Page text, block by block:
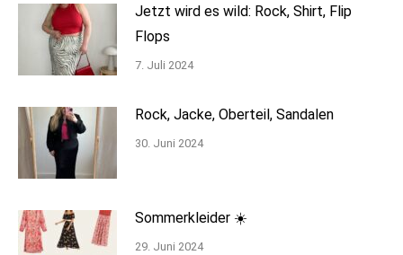
Jetzt wird es wild: Rock, Shirt, Flip
Flops
7. Juli 2024
Rock, Jacke, Oberteil, Sandalen
30. Juni 2024
Sommerkleider ☀️
29. Juni 2024